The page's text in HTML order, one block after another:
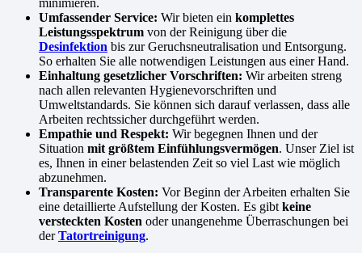
minimieren.
Umfassender Service: Wir bieten ein komplettes
Leistungsspektrum von der Reinigung über die
Desinfektion bis zur Geruchsneutralisation und Entsorgung.
So erhalten Sie alle notwendigen Leistungen aus einer Hand.
Einhaltung gesetzlicher Vorschriften: Wir arbeiten streng
nach allen relevanten Hygienevorschriften und
Umweltstandards. Sie können sich darauf verlassen, dass alle
Arbeiten rechtssicher durchgeführt werden.
Empathie und Respekt: Wir begegnen Ihnen und der
Situation mit größtem Einfühlungsvermögen. Unser Ziel ist
es, Ihnen in einer belastenden Zeit so viel Last wie möglich
abzunehmen.
Transparente Kosten: Vor Beginn der Arbeiten erhalten Sie
eine detaillierte Aufstellung der Kosten. Es gibt keine
versteckten Kosten oder unangenehme Überraschungen bei
derTatortreinigung.